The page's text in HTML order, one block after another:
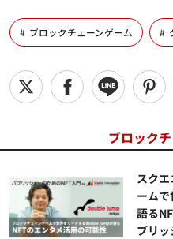
ブロックチェーンゲーム
ブロック
スク
ーム
語る
ブリ